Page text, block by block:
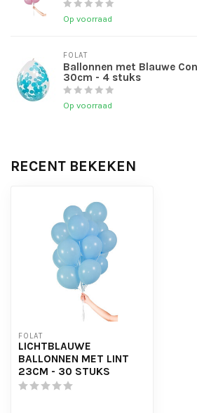
Op voorraad
FOLAT
Ballonnen met Blauwe
30cm - 4 stuks
Op voorraad
RECENT BEKEKEN
FOLAT
LICHTBLAUWE
BALLONNEN MET LINT
23CM - 30 STUKS